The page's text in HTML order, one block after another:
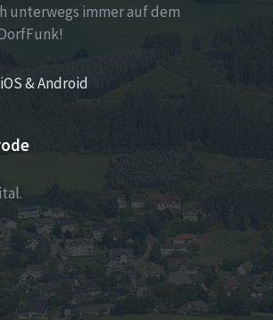
unterwegs immer auf dem
& Android